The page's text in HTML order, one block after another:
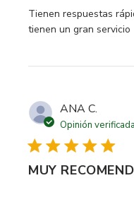
Tienen respuestas
tienen un gran servicio
read more about
ANA C.
Opinión verificada
MUY